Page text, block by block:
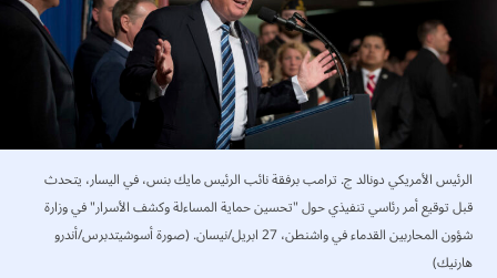
الرئيس الأمريكي دونالد ج. ترامب برفقة نائب الرئيس مايك بنس، في اليسار، يتحدث
قبل توقيع أمر رئاسي تنفيذي حول "تحسين حماية المساءلة وكشف الأسرار" في وزارة
شؤون المحاربين القدماء في واشنطن، 27 ابريل/نيسان. (صورة أسوشيتدبرس/أندرو
هارنيك)